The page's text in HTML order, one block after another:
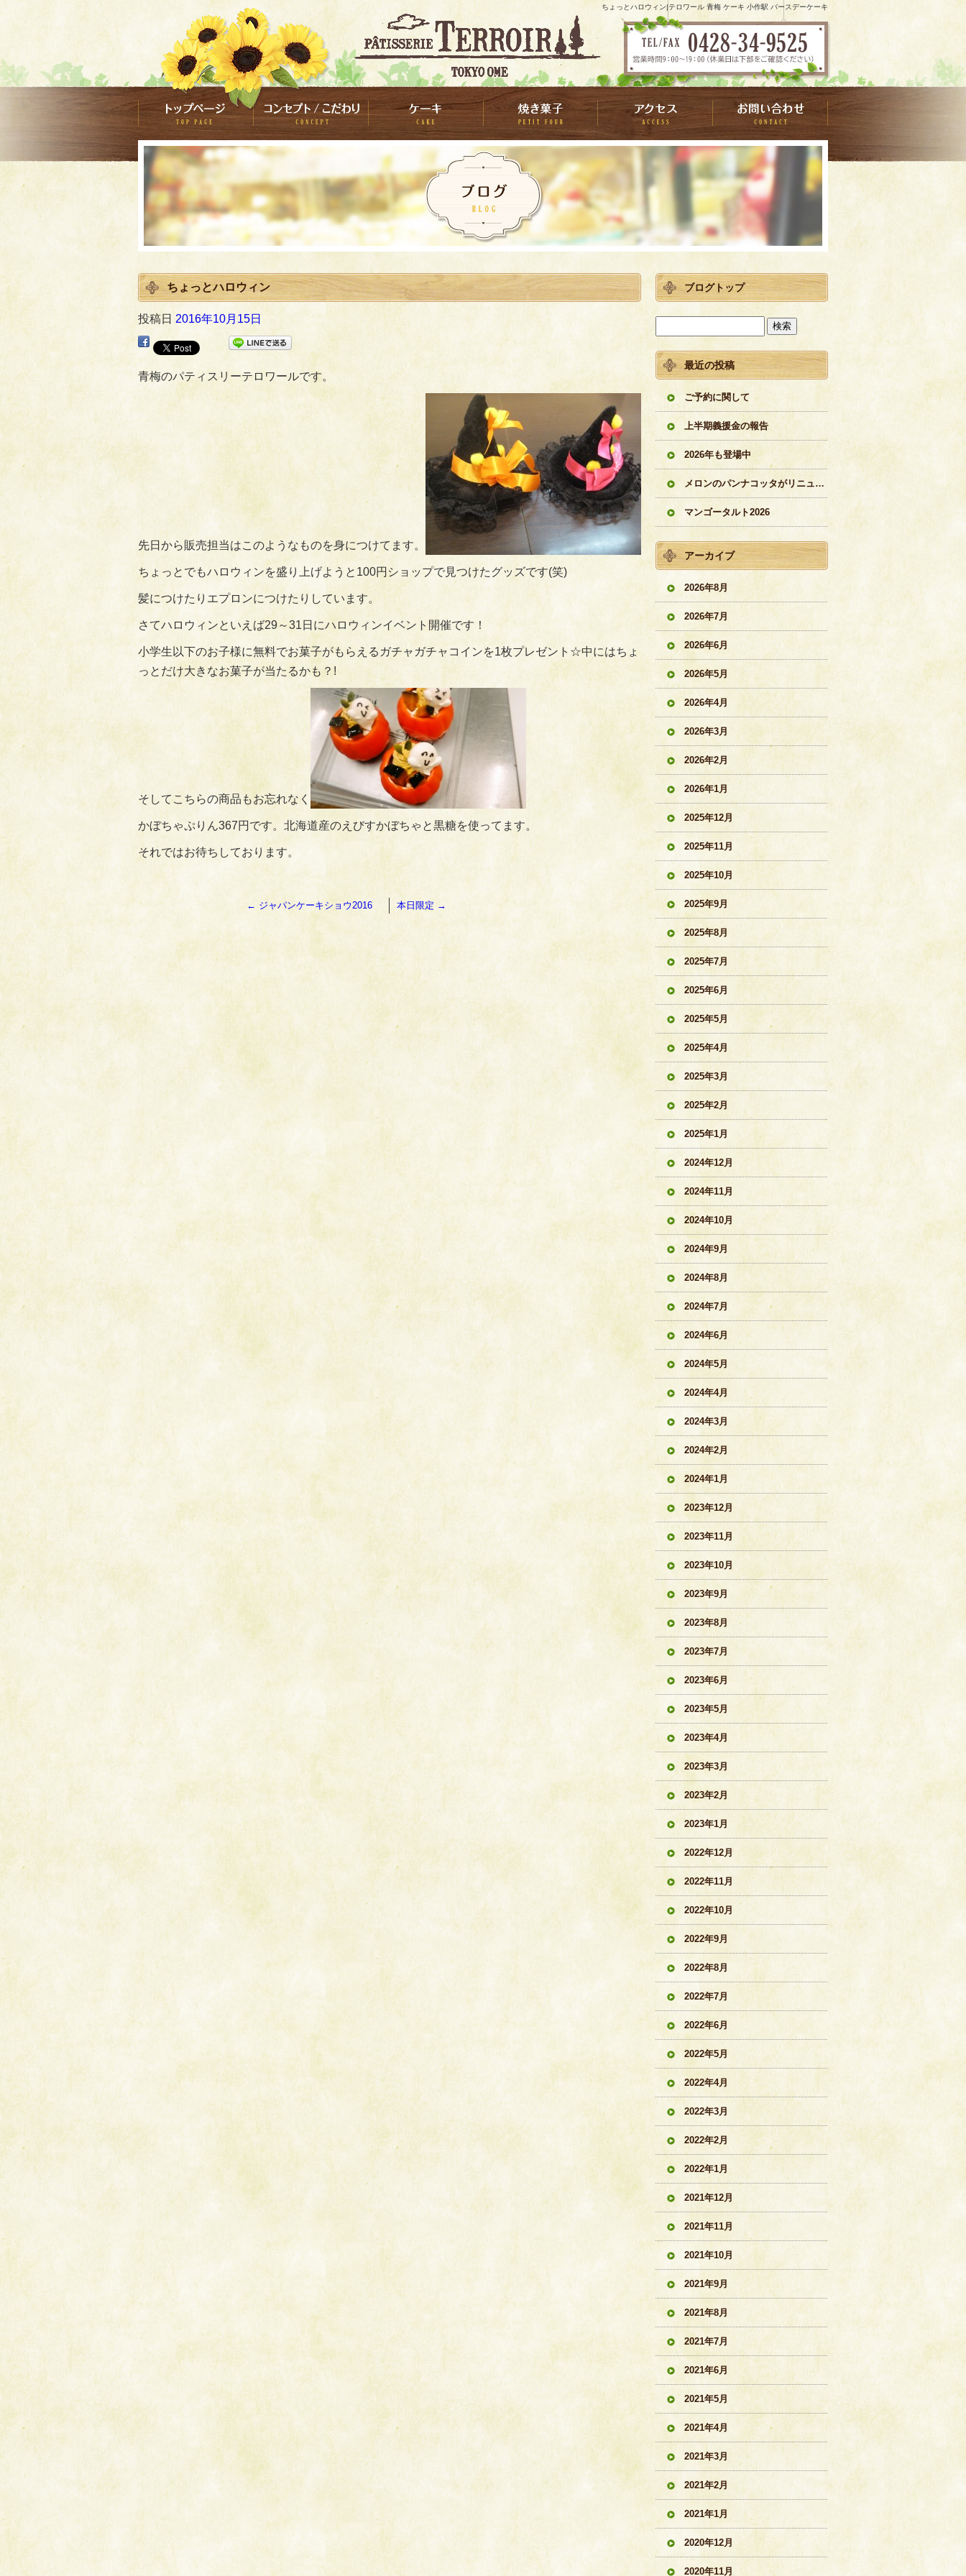
ちょっとハロウィン|テロワール 青梅 ケーキ 小作駅 バースデーケーキ
ちょっとハロウィン
投稿日 2016年10月15日
青梅のパティスリーテロワールです。
先日から販売担当はこのようなものを身につけてます。
ちょっとでもハロウィンを盛り上げようと100円ショップで見つけたグッズです(笑)
髪につけたりエプロンにつけたりしています。
さてハロウィンといえば29～31日にハロウィンイベント開催です！
小学生以下のお子様に無料でお菓子がもらえるガチャガチャコインを1枚プレゼント☆中にはちょ
っとだけ大きなお菓子が当たるかも？!
そしてこちらの商品もお忘れなく
かぼちゃぷりん367円です。北海道産のえびすかぼちゃと黒糖を使ってます。
それではお待ちしております。
← ジャパンケーキショウ2016 本日限定 →
ブログトップ
最近の投稿
ご予約に関して
上半期義援金の報告
2026年も登場中
メロンのパンナコッタがリニューアル
マンゴータルト2026
アーカイブ
2026年8月
2026年7月
2026年6月
2026年5月
2026年4月
2026年3月
2026年2月
2026年1月
2025年12月
2025年11月
2025年10月
2025年9月
2025年8月
2025年7月
2025年6月
2025年5月
2025年4月
2025年3月
2025年2月
2025年1月
2024年12月
2024年11月
2024年10月
2024年9月
2024年8月
2024年7月
2024年6月
2024年5月
2024年4月
2024年3月
2024年2月
2024年1月
2023年12月
2023年11月
2023年10月
2023年9月
2023年8月
2023年7月
2023年6月
2023年5月
2023年4月
2023年3月
2023年2月
2023年1月
2022年12月
2022年11月
2022年10月
2022年9月
2022年8月
2022年7月
2022年6月
2022年5月
2022年4月
2022年3月
2022年2月
2022年1月
2021年12月
2021年11月
2021年10月
2021年9月
2021年8月
2021年7月
2021年6月
2021年5月
2021年4月
2021年3月
2021年2月
2021年1月
2020年12月
2020年11月